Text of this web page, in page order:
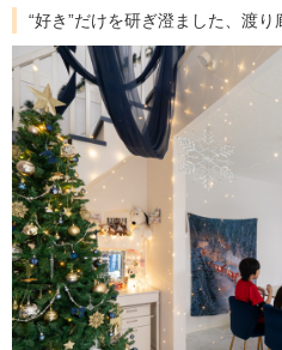
“好き”だけを研ぎ澄ました、渡